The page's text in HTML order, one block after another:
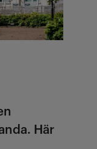
Här